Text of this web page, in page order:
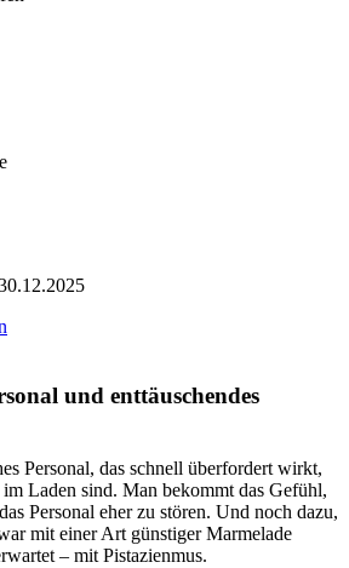
und enttäuschendes
Personal, das schnell überfordert wirkt,
Laden sind. Man bekommt das Gefühl,
Personal eher zu stören. Und noch dazu,
mit einer Art günstiger Marmelade
– mit Pistazienmus.